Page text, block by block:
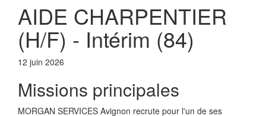
AIDE CHARPENTIER
(H/F) - Intérim (84)
12 juin 2026
Missions principales
MORGAN SERVICES Avignon recrute pour l'un de ses